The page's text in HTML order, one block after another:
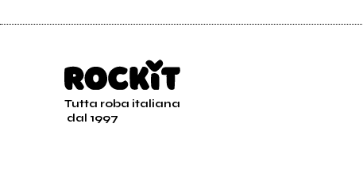
Tutta roba italiana
dal 1997